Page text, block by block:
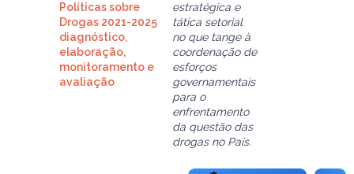
Políticas sobre
Drogas 2021-2025
diagnóstico,
elaboração,
monitoramento e
avaliação
estratégica e
tática setorial
no que tange à
coordenação de
esforços
governamentais
para o
enfrentamento
da questão das
drogas no País.